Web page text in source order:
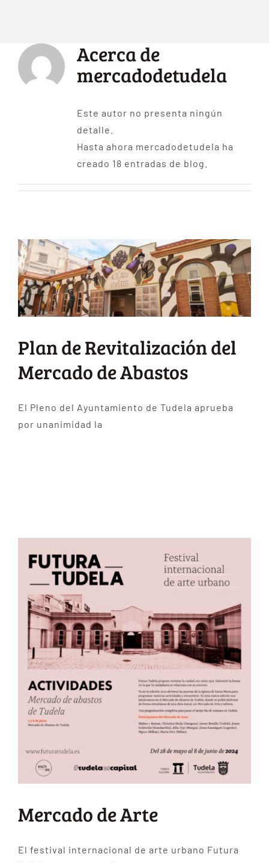
Actualidad
Acerca de
mercadodetudela
Este autor no presenta ningún
detalle.
Hasta ahora mercadodetudela ha
creado 18 entradas de blog.
Plan de Revitalización del
Mercado de Abastos
El Pleno del Ayuntamiento de Tudela aprueba
por unanimidad la
Mercado de Arte
El festival internacional de arte urbano Futura